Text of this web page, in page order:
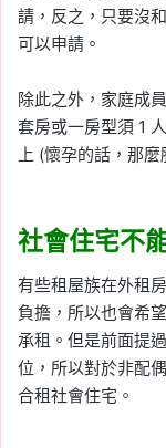
請，反之，只要沒
可以申請。
除此之外，家庭成
套房或一房型須 1
上 (懷孕的話，那
社會住宅不
有些租屋族在外租
負擔，所以也會希
承租。但是前面提
位，所以對於非配
合租社會住宅。